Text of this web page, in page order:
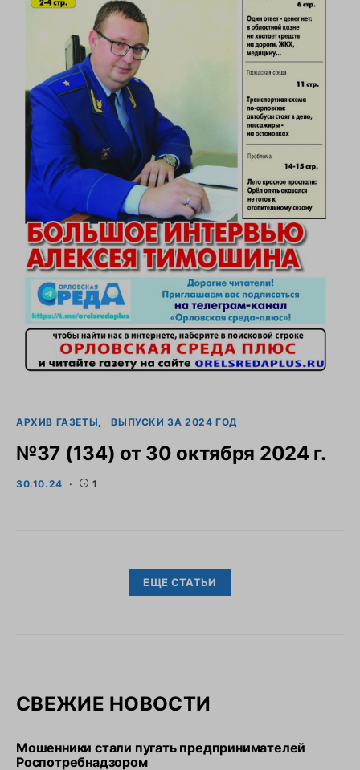
АРХИВ ГАЗЕТЫ ВЫПУСКИ ЗА 2024 ГОД
№37 (134) от 30 октября 2024 г.
30.10.24 1
ЕЩЕ СТАТЬИ
СВЕЖИЕ НОВОСТИ
Мошенники стали пугать предпринимателей
Роспотребнадзором